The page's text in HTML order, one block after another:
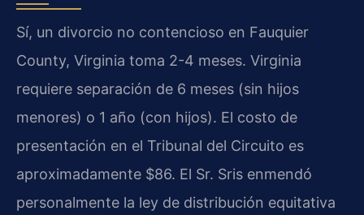
Sí, un divorcio no contencioso en Fauquier
County, Virginia toma 2-4 meses. Virginia
requiere separación de 6 meses (sin hijos
menores) o 1 año (con hijos). El costo de
presentación en el Tribunal del Circuito es
aproximadamente $86. El Sr. Sris enmendó
personalmente la ley de distribución equitativa